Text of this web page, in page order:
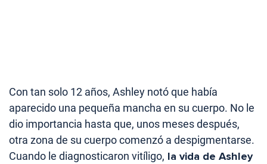
Con tan solo 12 años, Ashley notó que había
aparecido una pequeña mancha en su cuerpo. No le
dio importancia hasta que, unos meses después,
otra zona de su cuerpo comenzó a despigmentarse.
Cuando le diagnosticaron vitíligo, la vida de Ashley